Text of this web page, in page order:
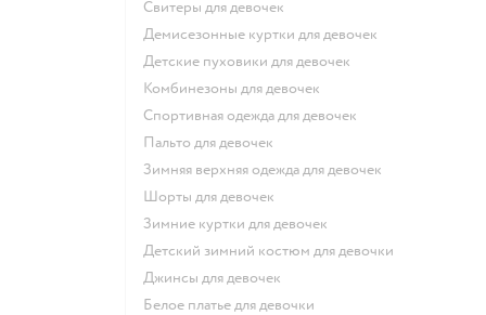
Свитеры для девочек
Демисезонные куртки для девочек
Детские пуховики для девочек
Комбинезоны для девочек
Спортивная одежда для девочек
Пальто для девочек
Зимняя верхняя одежда для девочек
Шорты для девочек
Зимние куртки для девочек
Детский зимний костюм для девочки
Джинсы для девочек
Белое платье для девочки